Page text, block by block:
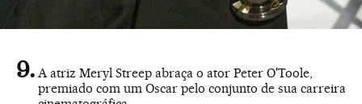
A atriz Meryl Streep abraça o ator Peter O'Toole,
premiado com um Oscar pelo conjunto de sua carreira